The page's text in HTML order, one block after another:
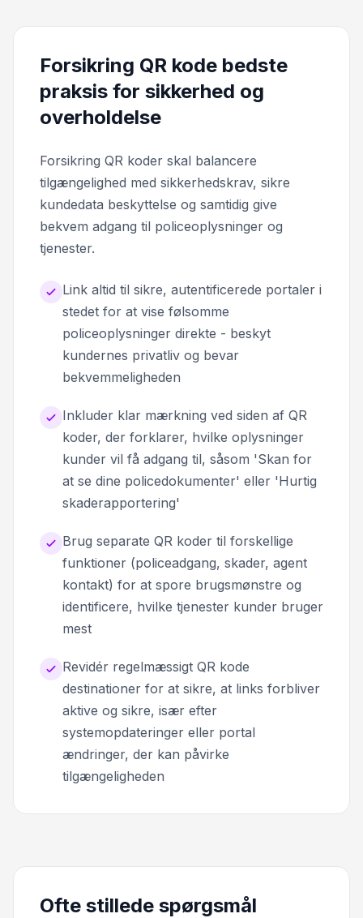
Forsikring QR kode bedste
praksis for sikkerhed og
overholdelse
Forsikring QR koder skal balancere
tilgængelighed med sikkerhedskrav, sikre
kundedata beskyttelse og samtidig give
bekvem adgang til policeoplysninger og
tjenester.
Link altid til sikre, autentificerede portaler i
stedet for at vise følsomme
policeoplysninger direkte - beskyt
kundernes privatliv og bevar
bekvemmeligheden
Inkluder klar mærkning ved siden af QR
koder, der forklarer, hvilke oplysninger
kunder vil få adgang til, såsom 'Skan for
at se dine policedokumenter' eller 'Hurtig
skaderapportering'
Brug separate QR koder til forskellige
funktioner (policeadgang, skader, agent
kontakt) for at spore brugsmønstre og
identificere, hvilke tjenester kunder bruger
mest
Revidér regelmæssigt QR kode
destinationer for at sikre, at links forbliver
aktive og sikre, især efter
systemopdateringer eller portal
ændringer, der kan påvirke
tilgængeligheden
Ofte stillede spørgsmål